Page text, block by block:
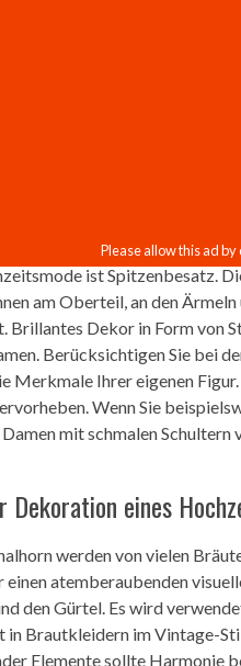
ist Spitzenbesatz.
am Oberteil, an den
Dekor in Form von
Berücksichtigen Sie bei
Merkmale Ihrer eigenen
Wenn Sie
mit schmalen Schultern
Dekoration eines
werden von vielen
atemberaubenden
den Gürtel. Es wird
in Brautkleidern im Vintage-
Elemente sollte Harmonie